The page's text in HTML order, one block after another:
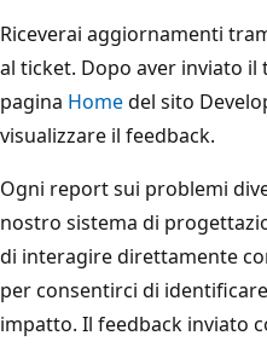
Riceverai aggiornamenti
al ticket. Dopo aver inviato il
pagina Homedel sito
visualizzare il feedback.
Ogni report sui problemi
nostro sistema di
di interagire direttamente
per consentirci di
impatto. Il feedback inviato